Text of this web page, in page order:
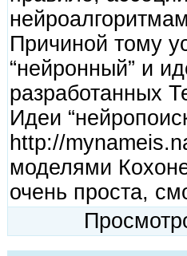
Причиной тому
“нейронный” и
разработанных
Идеи
http://
моделями
очень проста,